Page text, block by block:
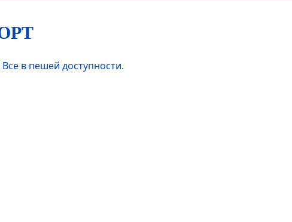
в пешей доступности.